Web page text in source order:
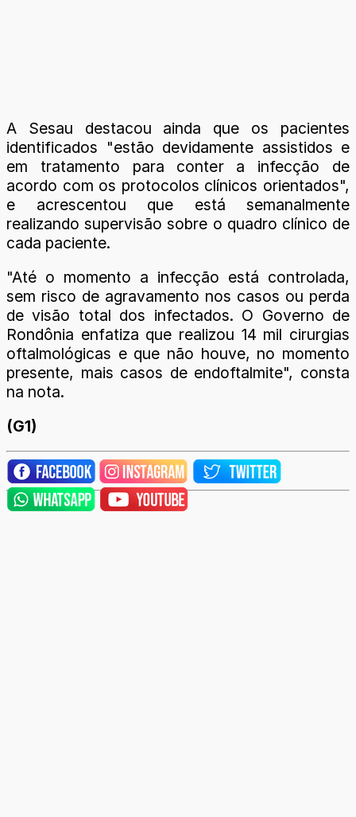
A Sesau destacou ainda que os pacientes
identificados "estão devidamente assistidos e
em tratamento para conter a infecção de
acordo com os protocolos clínicos orientados",
e acrescentou que está semanalmente
realizando supervisão sobre o quadro clínico de
cada paciente.
"Até o momento a infecção está controlada,
sem risco de agravamento nos casos ou perda
de visão total dos infectados. O Governo de
Rondônia enfatiza que realizou 14 mil cirurgias
oftalmológicas e que não houve, no momento
presente, mais casos de endoftalmite", consta
na nota.
(G1)